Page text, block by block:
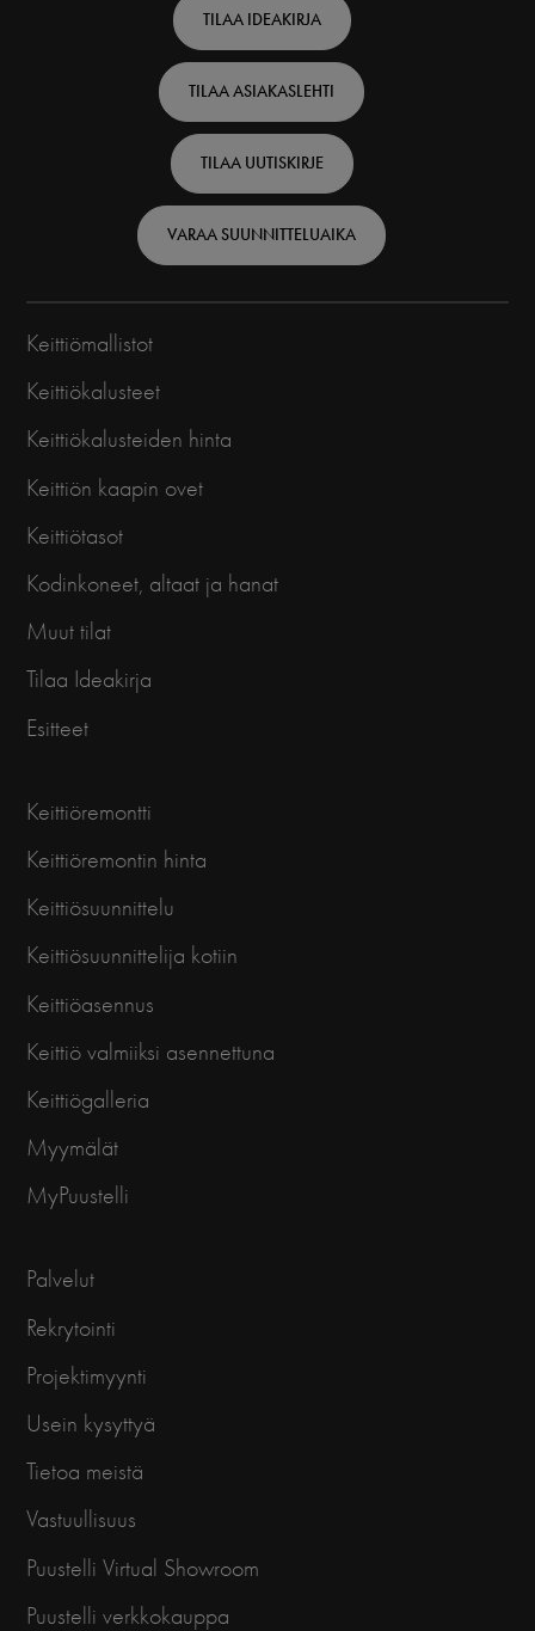
Finnish
TILAA IDEAKIRJA
TILAA ASIAKASLEHTI
TILAA UUTISKIRJE
VARAA SUUNNITTELUAIKA
Keittiömallistot
Keittiökalusteet
Keittiökalusteiden hinta
Keittiön kaapin ovet
Keittiötasot
Kodinkoneet, altaat ja hanat
Muut tilat
Tilaa Ideakirja
Esitteet
Keittiöremontti
Keittiöremontin hinta
Keittiösuunnittelu
Keittiösuunnittelija kotiin
Keittiöasennus
Keittiö valmiiksi asennettuna
Keittiögalleria
Myymälät
MyPuustelli
Palvelut
Rekrytointi
Projektimyynti
Usein kysyttyä
Tietoa meistä
Vastuullisuus
Puustelli Virtual Showroom
Puustelli verkkokauppa